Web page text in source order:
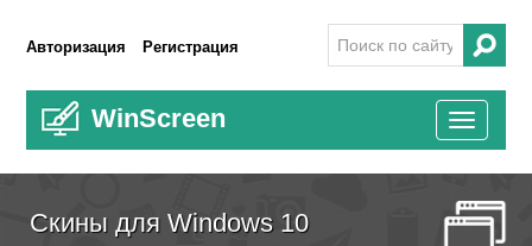
Авторизация Регистрация
WinScreen
Toggle
Скины для Windows 10